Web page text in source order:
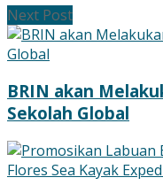
Next Post
BRIN akan
Sekolah Global